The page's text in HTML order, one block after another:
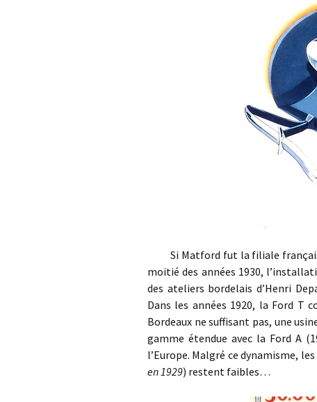
Si Matford fut la filiale
moitié des années 1930,
des ateliers bordelais d’Henri
Dans les années 1920, la Ford T
Bordeaux ne suffisant pas, une
gamme étendue avec la Ford A
l’Europe. Malgré ce dynamisme,
en 1929) restent faibles…